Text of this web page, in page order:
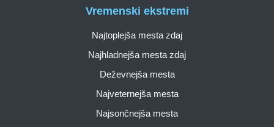
Vremenski ekstremi
Najtoplejša mesta zdaj
Najhladnejša mesta zdaj
Deževnejša mesta
Najveternejša mesta
Najsončnejša mesta